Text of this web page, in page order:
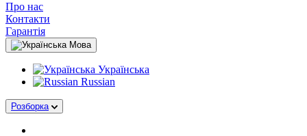
Про нас
Контакти
Гарантія
Мова
Українська
Russian
Розборка